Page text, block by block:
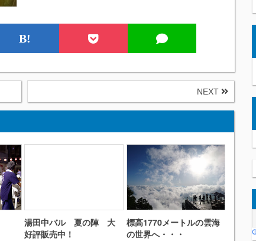
B!
NEXT
湯田中バル 夏の陣 大
好評販売中！
標高1770メートルの雲海
の世界へ・・・